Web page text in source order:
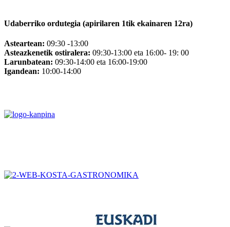
Udaberriko ordutegia (apirilaren 1tik ekainaren 12ra)
Asteartean: 09:30 -13:00
Asteazkenetik ostiralera: 09:30-13:00 eta 16:00- 19: 00
Larunbatean: 09:30-14:00 eta 16:00-19:00
Igandean: 10:00-14:00